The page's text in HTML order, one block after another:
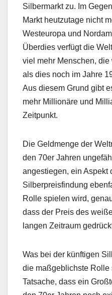
Silbermarkt zu. Im
Markt heutzutage nicht
Westeuropa und
Überdies verfügt die
viel mehr Menschen,
als dies noch im Jahre
Aus diesem Grund gibt
mehr Millionäre und
Zeitpunkt.
Die Geldmenge der
den 70er Jahren
angestiegen, ein Aspekt
Silberpreisfindung
Rolle spielen wird,
dass der Preis des
langen Zeitraum
Was bei der künftigen
die maßgeblichste Rolle
Tatsache, dass ein